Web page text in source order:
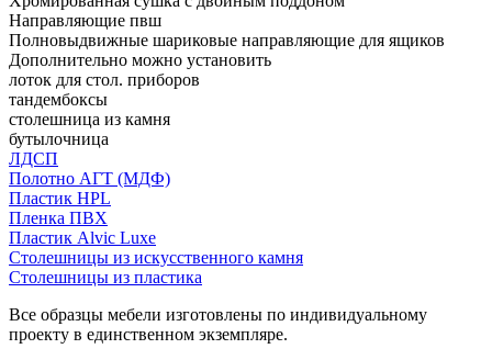
Направляющие пвш
Полновыдвижные шариковые направляющие для ящиков
Дополнительно можно установить
лоток для стол. приборов
тандембоксы
столешница из камня
бутылочница
ЛДСП
Полотно АГТ (МДФ)
Пластик HPL
Пленка ПВХ
Пластик Alvic Luxe
Столешницы из искусственного камня
Столешницы из пластика
Все образцы мебели изготовлены по индивидуальному
проекту в единственном экземпляре.